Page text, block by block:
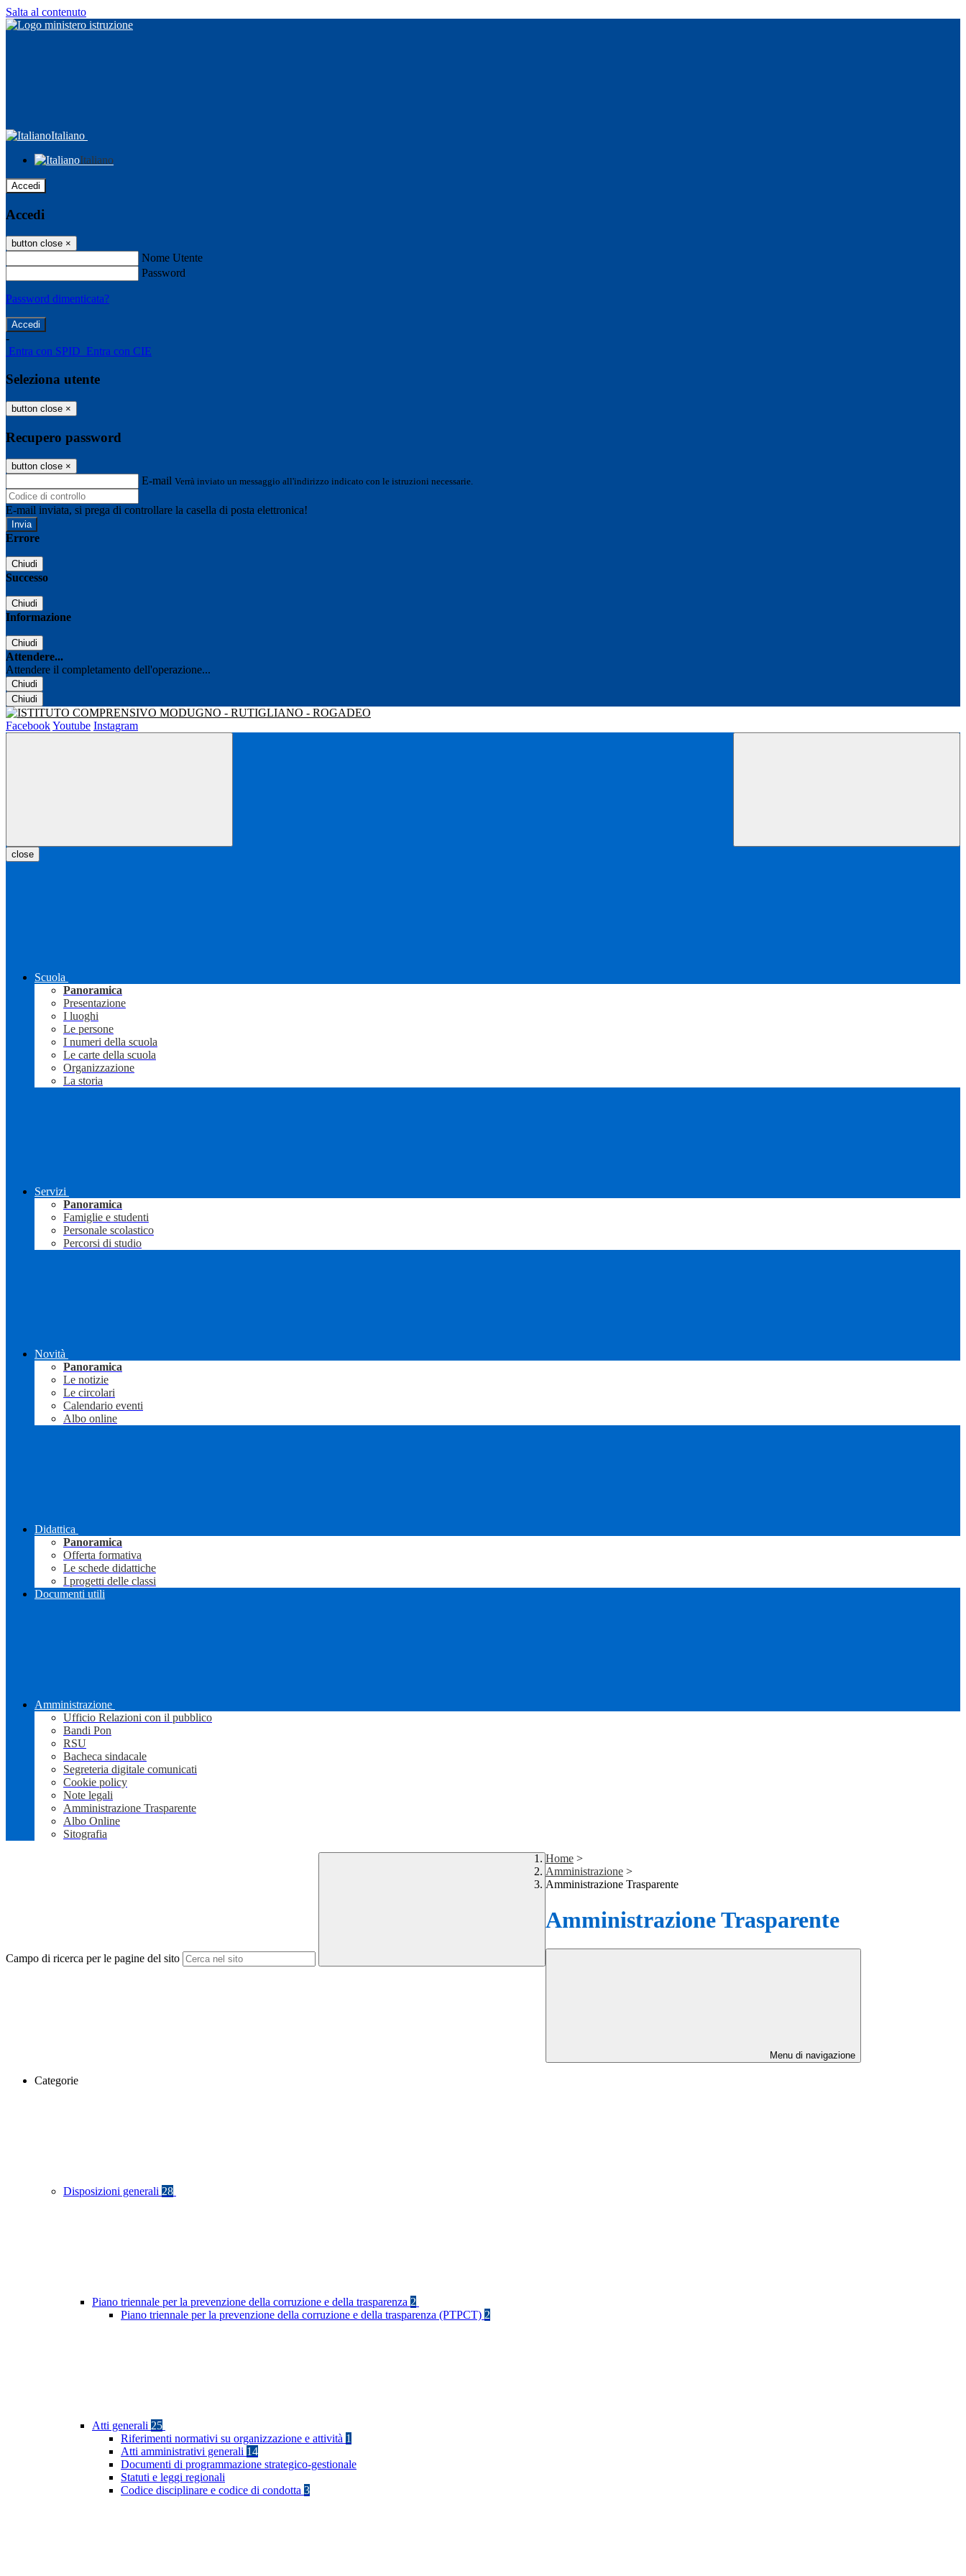
Salta al contenuto
Italiano
Italiano
Accedi
Accedi
button close ×
Nome Utente
Password
Password dimenticata?
-
Entra con SPID Entra con CIE
Seleziona utente
button close ×
Recupero password
button close ×
E-mail Verrà inviato un messaggio all'indirizzo indicato con le istruzioni necessarie.
E-mail inviata, si prega di controllare la casella di posta elettronica!
Errore
Chiudi
Successo
Chiudi
Informazione
Chiudi
Attendere...
Attendere il completamento dell'operazione...
Chiudi
Chiudi
FacebookYoutube Instagram
close
Scuola
Panoramica
Presentazione
I luoghi
Le persone
I numeri della scuola
Le carte della scuola
Organizzazione
La storia
Servizi
Panoramica
Famiglie e studenti
Personale scolastico
Percorsi di studio
Novità
Panoramica
Le notizie
Le circolari
Calendario eventi
Albo online
Didattica
Panoramica
Offerta formativa
Le schede didattiche
I progetti delle classi
Documenti utili
Amministrazione
Ufficio Relazioni con il pubblico
Bandi Pon
RSU
Bacheca sindacale
Segreteria digitale comunicati
Cookie policy
Note legali
Amministrazione Trasparente
Albo Online
Sitografia
Campo di ricerca per le pagine del sito
Home >
Amministrazione >
Amministrazione Trasparente
Amministrazione Trasparente
Menu di navigazione
Categorie
Disposizioni generali 28
Piano triennale per la prevenzione della corruzione e della trasparenza 2
Piano triennale per la prevenzione della corruzione e della trasparenza (PTPCT) 2
Atti generali 25
Riferimenti normativi su organizzazione e attività 1
Atti amministrativi generali 14
Documenti di programmazione strategico-gestionale
Statuti e leggi regionali
Codice disciplinare e codice di condotta 3